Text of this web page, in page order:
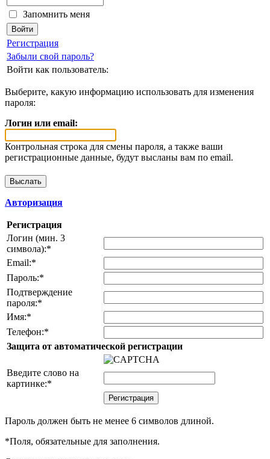
Запомнить меня
Регистрация
Забыли свой пароль?
Войти как пользователь:
Выберите, какую информацию использовать для изменения
пароля:
Логин или email:
Контрольная строка для смены пароля, а также ваши
регистрационные данные, будут высланы вам по email.
Авторизация
Регистрация
Логин (мин. 3
символа):*
Email:*
Пароль:*
Подтверждение
пароля:*
Имя:*
Телефон:*
Защита от автоматической регистрации
Введите слово на
картинке:*
Пароль должен быть не менее 6 символов длиной.
*Поля, обязательные для заполнения.